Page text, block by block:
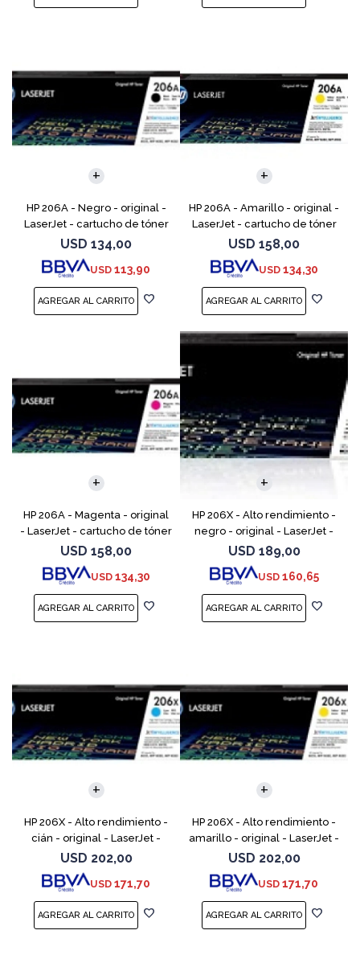
HP 206A - Negro - original -
LaserJet - cartucho de tóner
(W2110A) - para Color
LaserJet Pro M255, M283, MFP
M282, MFP M283
USD 134,00
USD 113,90
HP 206A - Amarillo - original -
LaserJet - cartucho de tóner
(W2112A) - para Color
LaserJet Pro M255, M283, MFP
M282, MFP M283
USD 158,00
USD 134,30
HP 206A - Magenta - original
- LaserJet - cartucho de tóner
(W2113A) - para Color
LaserJet Pro M255, M283, MFP
M282, MFP M283
USD 158,00
USD 134,30
HP 206X - Alto rendimiento -
negro - original - LaserJet -
cartucho de tóner (W2110X) -
para Color LaserJet Pro M255,
M283, MFP
USD 189,00
USD 160,65
HP 206X - Alto rendimiento -
cián - original - LaserJet -
cartucho de tóner (W2111X) -
para Color LaserJet Pro M255,
M283, MFP M
USD 202,00
USD 171,70
HP 206X - Alto rendimiento -
amarillo - original - LaserJet -
cartucho de tóner (W2112X) -
para Color LaserJet Pro M255,
M283, M
USD 202,00
USD 171,70